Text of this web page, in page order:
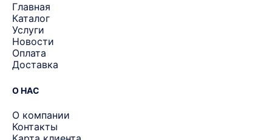
Главная
Каталог
Услуги
Новости
Оплата
Доставка
О НАС
О компании
Контакты